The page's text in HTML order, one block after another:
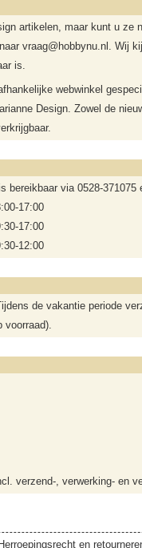
artikelen, maar kunt u ze
vraag@hobbynu.nl. Wij
is.
webwinkel
Design. Zowel de
bereikbaar via 0528-371075
17:00
17:00
12:00
de vakantie periode
voorraad).
verzend-, verwerking- en
Herroepingsrecht en